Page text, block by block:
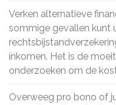
Verken alternatieve
sommige gevallen kunt
inkomen. Het is de
onderzoeken om de
Overweeg pro bono of